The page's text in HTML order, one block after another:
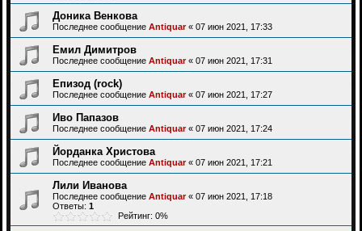
Доника Венкова
Последнее сообщение Antiquar« 07 июн 2021, 17:33
Емил Димитров
Последнее сообщение Antiquar« 07 июн 2021, 17:31
Епизод (rock)
Последнее сообщение Antiquar« 07 июн 2021, 17:27
Иво Папазов
Последнее сообщение Antiquar« 07 июн 2021, 17:24
Йорданка Христова
Последнее сообщение Antiquar« 07 июн 2021, 17:21
Лили Иванова
Последнее сообщение Antiquar« 07 июн 2021, 17:18
Ответы: 1
Рейтинг: 0%